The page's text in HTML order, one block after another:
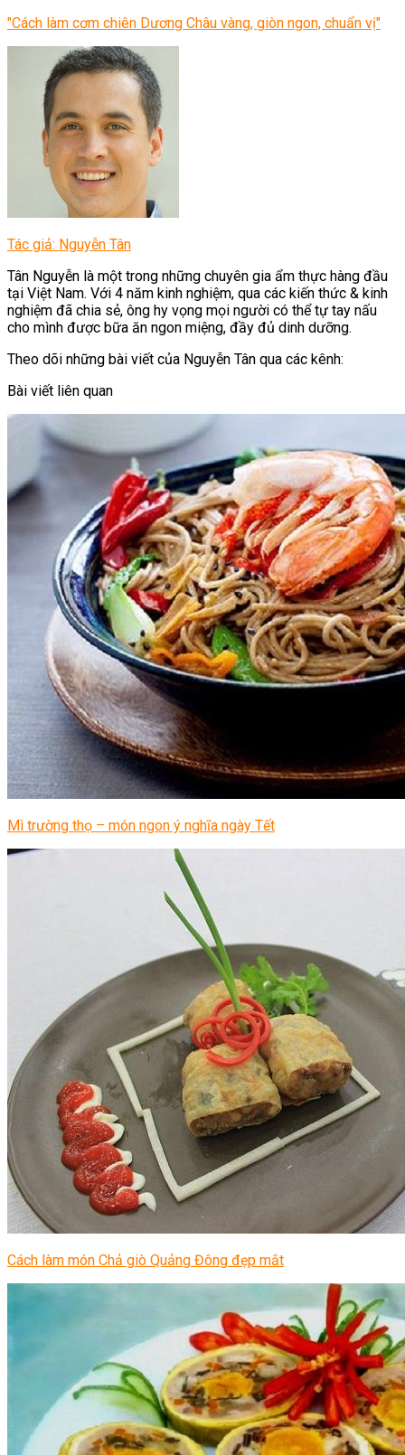
"Cách làm cơm chiên Dương Châu vàng, giòn ngon, chuẩn vị"
Tác giả: Nguyễn Tân
Tân Nguyễn là một trong những chuyên gia ẩm thực hàng đầu
tại Việt Nam. Với 4 năm kinh nghiệm, qua các kiến thức & kinh
nghiệm đã chia sẻ, ông hy vọng mọi người có thể tự tay nấu
cho mình được bữa ăn ngon miệng, đầy đủ dinh dưỡng.
Theo dõi những bài viết của Nguyễn Tân qua các kênh:
Bài viết liên quan
Mì trường thọ – món ngon ý nghĩa ngày Tết
Cách làm món Chả giò Quảng Đông đẹp mắt